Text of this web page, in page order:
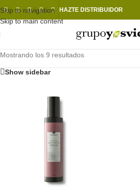
Skip to navigation
Skip to main content
HAZTE DISTRIBUIDOR
Mostrando los 9 resultados
Show sidebar